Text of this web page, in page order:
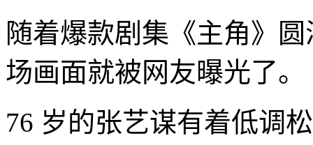
随着爆款剧集《主角》
场画面就被网友曝光了。
76 岁的张艺谋有着低调